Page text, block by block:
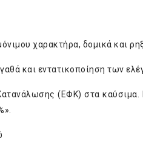
χαρακτήρα, δομικά και
και εντατικοποίηση των
(ΕΦΚ) στα καύσιμα.